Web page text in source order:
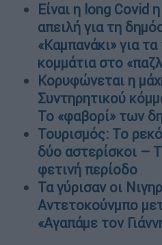
Είναι η long Covid
απειλή για τη
«Καμπανάκι» για
κομμάτια στο
Κορυφώνεται η
Συντηρητικού
Το «φαβορί» των
Τουρισμός: Το
δύο αστερίσκοι –
φετινή περίοδο
Τα γύρισαν οι
Αντετοκούνμπο
«Αγαπάμε τον